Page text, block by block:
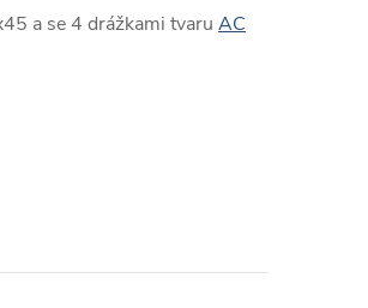
a se 4 drážkami tvaru AC